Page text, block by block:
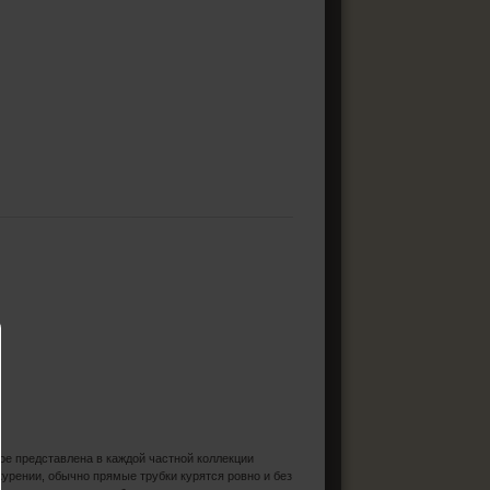
представлена в каждой частной коллекции
обычно прямые трубки курятся ровно и без